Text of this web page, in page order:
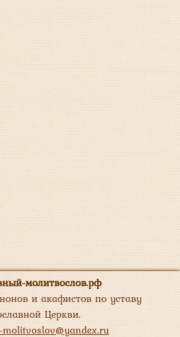
молитвослов.рф
и акафистов по уставу
Церкви.